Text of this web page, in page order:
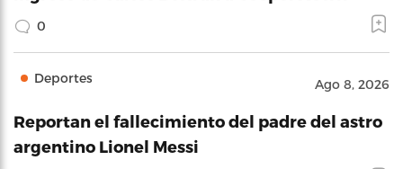
0
Deportes Ago 8, 2026
Reportan el fallecimiento del padre del astro
argentino Lionel Messi